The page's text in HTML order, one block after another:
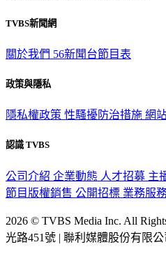
TVBS新聞網
關於我們 56新聞台節目表
政策與隱私
隱私權政策 性騷擾防治措施 網
認識 TVBS
公司介紹 企業動態 人才招募 主
節目版權銷售 公開招標 業務服
2026 © TVBS Media Inc. All
光路451號 | 聯利媒體股份有限公